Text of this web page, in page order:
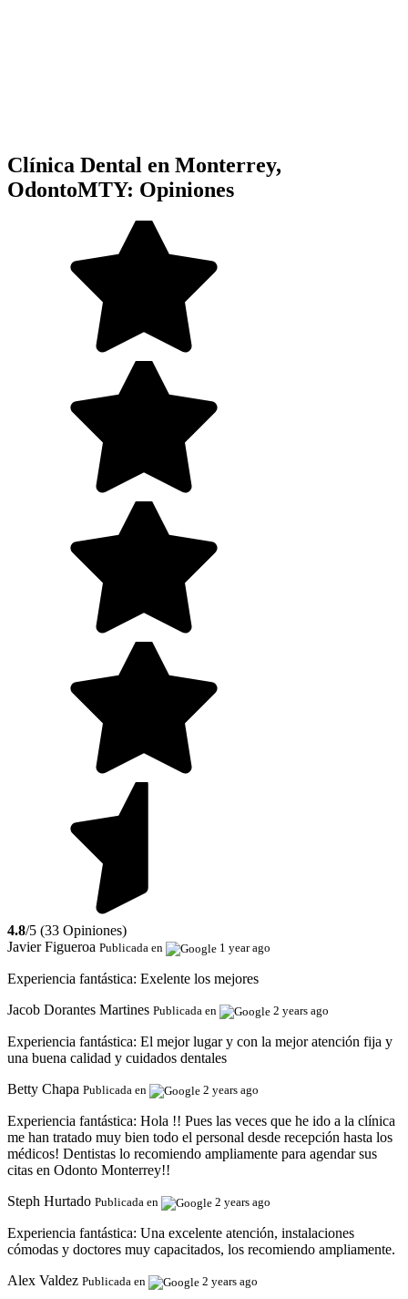
Clínica Dental en Monterrey,
OdontoMTY: Opiniones
4.8/5 (33 Opiniones)
Javier Figueroa Publicada en 1 year ago
Experiencia fantástica: Exelente los mejores
Jacob Dorantes Martines Publicada en 2 years ago
Experiencia fantástica: El mejor lugar y con la mejor atención fija y
una buena calidad y cuidados dentales
Betty Chapa Publicada en 2 years ago
Experiencia fantástica: Hola !! Pues las veces que he ido a la clínica
me han tratado muy bien todo el personal desde recepción hasta los
médicos! Dentistas lo recomiendo ampliamente para agendar sus
citas en Odonto Monterrey!!
Steph Hurtado Publicada en 2 years ago
Experiencia fantástica: Una excelente atención, instalaciones
cómodas y doctores muy capacitados, los recomiendo ampliamente.
Alex Valdez Publicada en 2 years ago